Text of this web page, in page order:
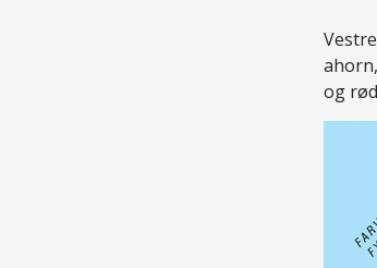
og